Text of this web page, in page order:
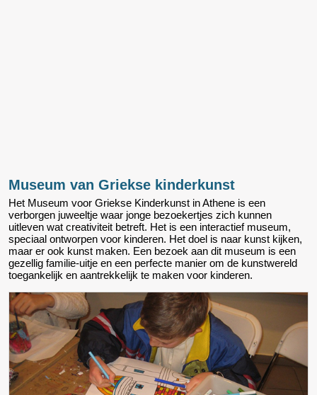
Museum van Griekse kinderkunst
Het Museum voor Griekse Kinderkunst in Athene is een
verborgen juweeltje waar jonge bezoekertjes zich kunnen
uitleven wat creativiteit betreft. Het is een interactief museum,
speciaal ontworpen voor kinderen. Het doel is naar kunst kijken,
maar er ook kunst maken. Een bezoek aan dit museum is een
gezellig familie-uitje en een perfecte manier om de kunstwereld
toegankelijk en aantrekkelijk te maken voor kinderen.